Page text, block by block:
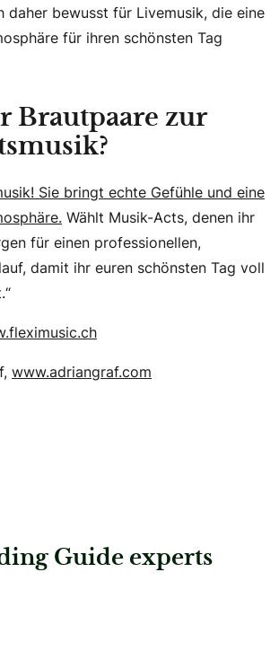
daher bewusst für Livemusik, die eine
für ihren schönsten Tag
Brautpaare zur
Sie bringt echte Gefühle und eine
Wählt Musik-Acts, denen ihr
für einen professionellen,
damit ihr euren schönsten Tag voll
www.adriangraf.com
Guide experts